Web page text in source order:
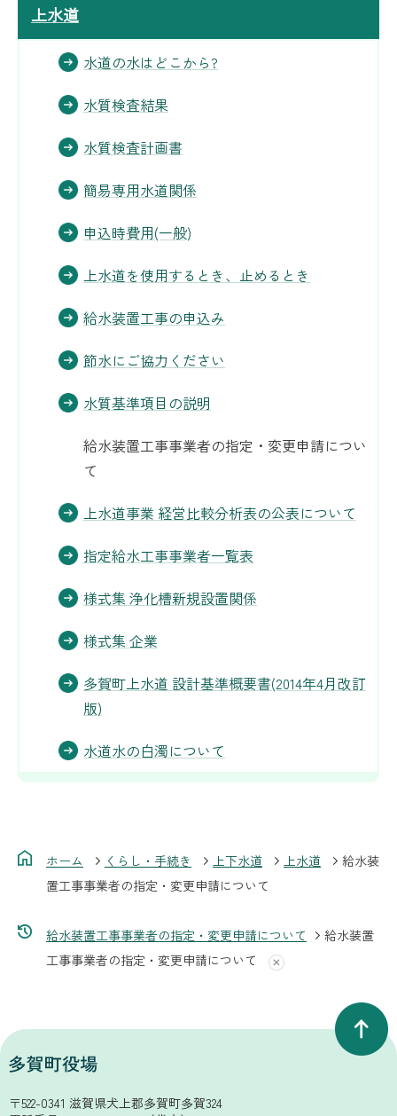
上水道
水道の水はどこから?
水質検査結果
水質検査計画書
簡易専用水道関係
申込時費用(一般)
上水道を使用するとき、止めるとき
給水装置工事の申込み
節水にご協力ください
水質基準項目の説明
給水装置工事事業者の指定・変更申請につい
て
上水道事業 経営比較分析表の公表について
指定給水工事事業者一覧表
様式集 浄化槽新規設置関係
様式集 企業
多賀町上水道 設計基準概要書(2014年4月改訂
版)
水道水の白濁について
ホーム くらし・手続き 上下水道 上水道
給水装
置工事事業者の指定・変更申請について
給水装置工事事業者の指定・変更申請について
給水装置
工事事業者の指定・変更申請について
〒522-0341 滋賀県犬上郡多賀町多賀324